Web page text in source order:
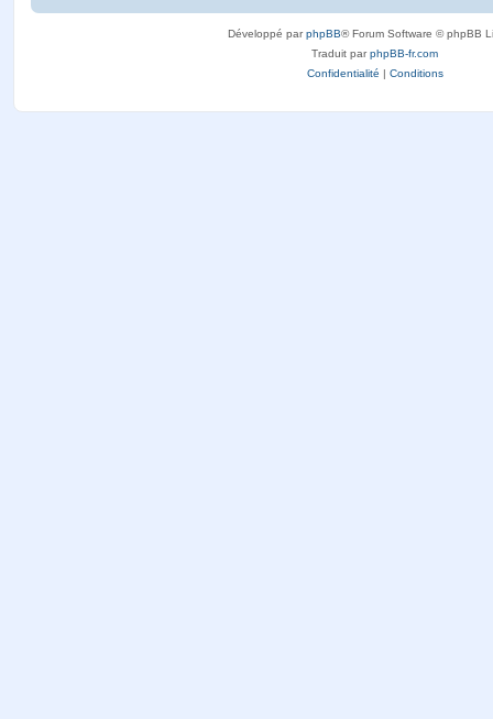
Développé parphpBB® Forum Software © phpBB
Traduit parphpBB-fr.com
Confidentialité | Conditions